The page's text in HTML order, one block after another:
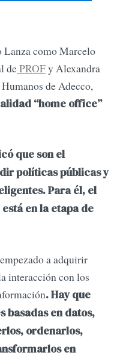
Lanza como Marcelo
dePROFy Alexandra
de Adecco,
“home office”
que son el
políticas públicas y
Para él, el
en la etapa de
a adquirir
interacción con los
. Hay que
basadas en datos,
ordenarlos,
en